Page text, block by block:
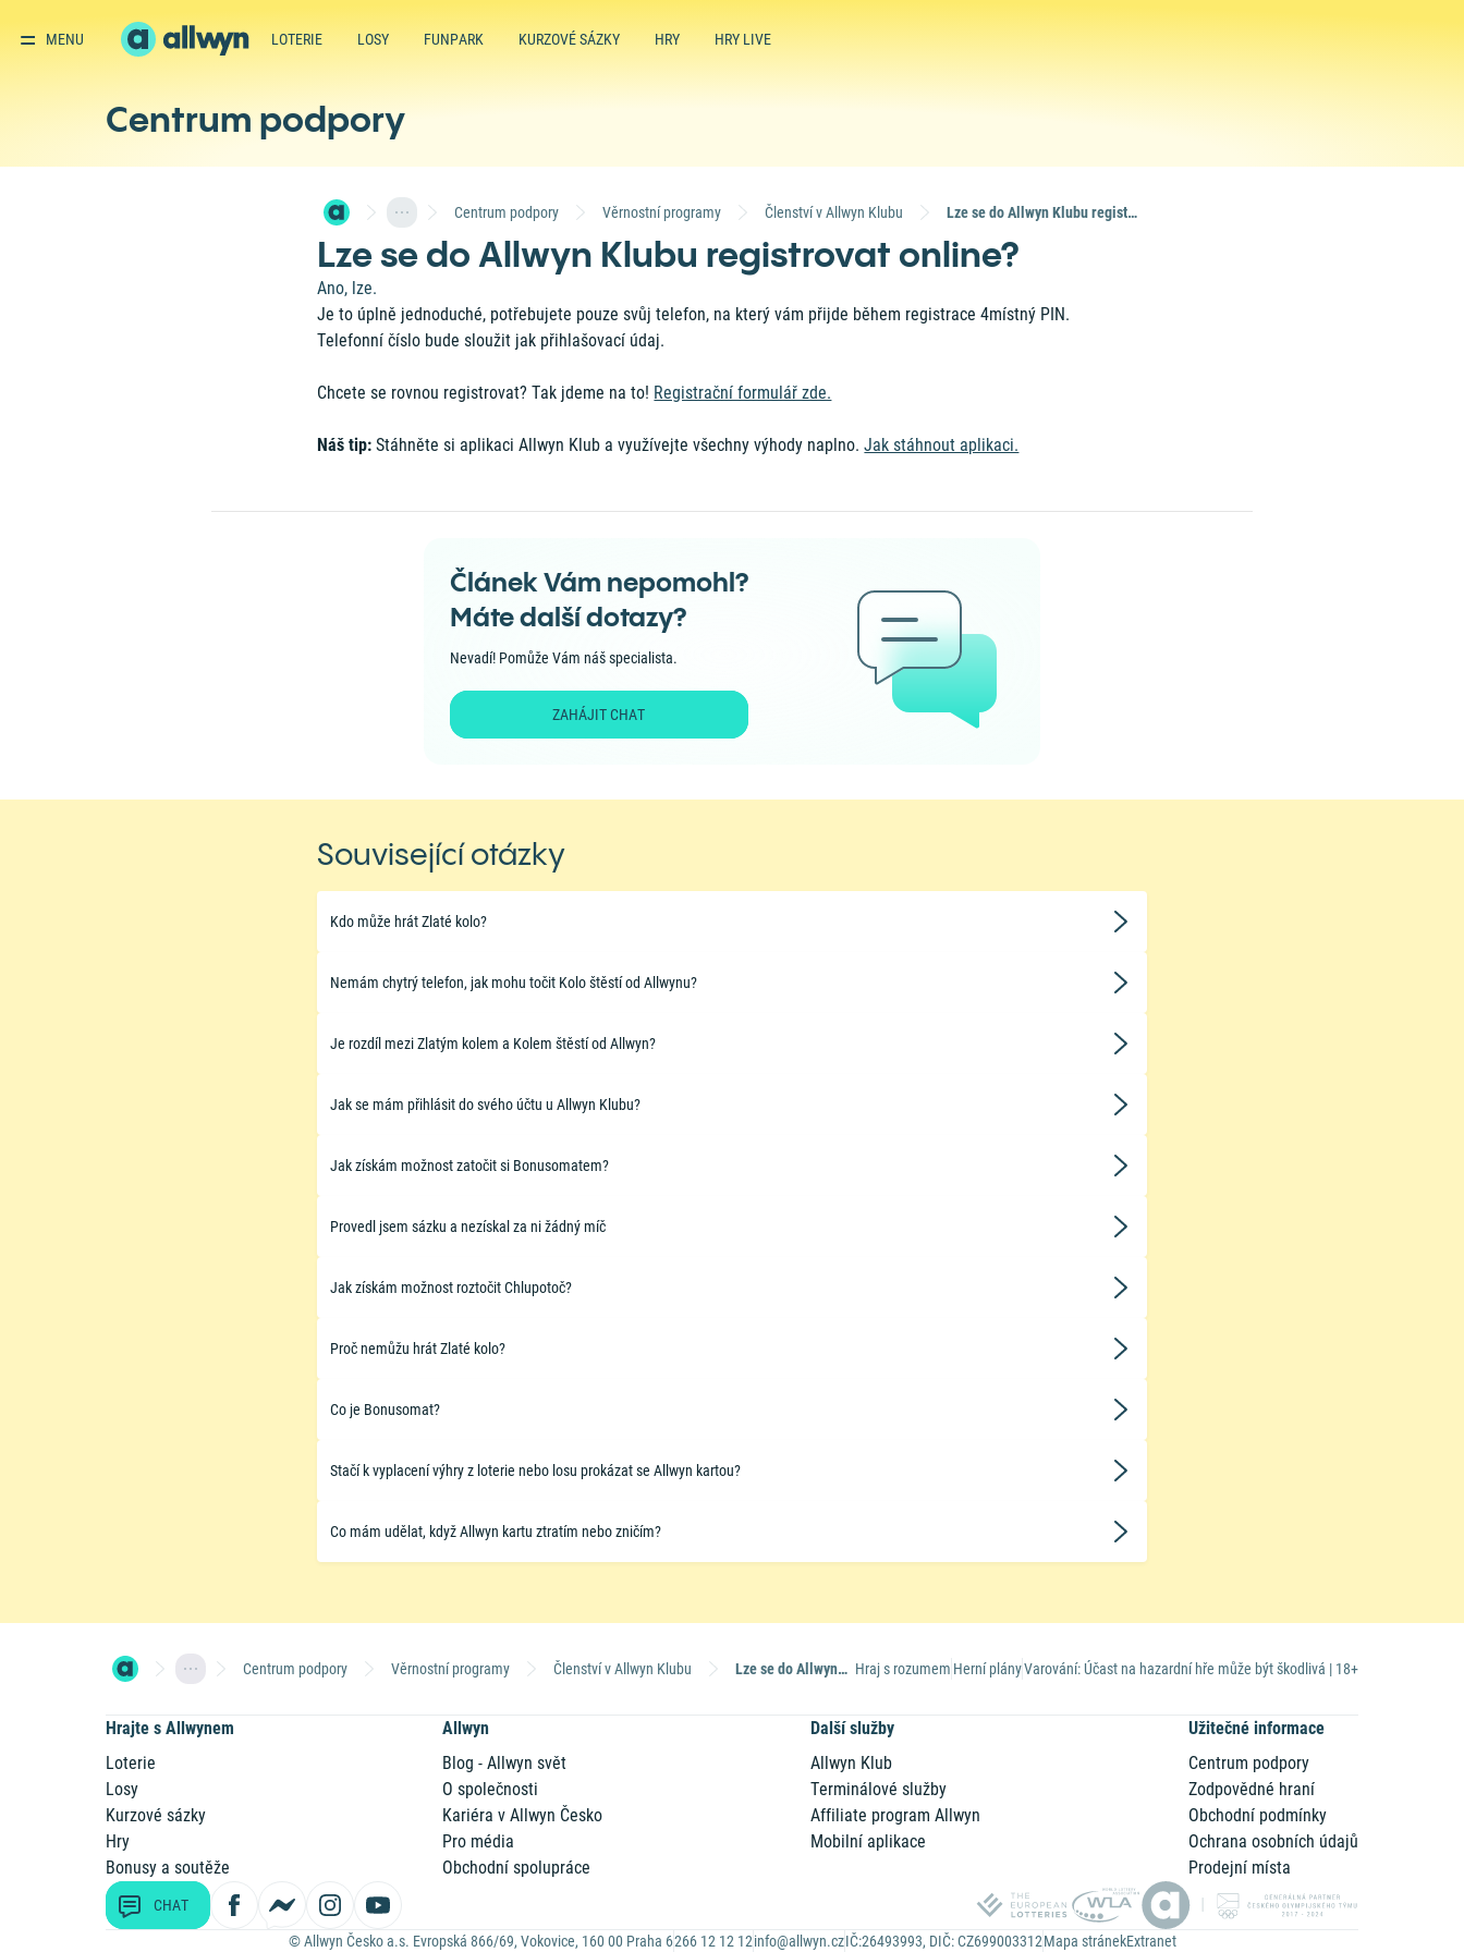
MENU LOTERIE LOSY FUNPARK KURZOVÉ SÁZKY HRY HRY LIVE
Centrum podpory
Centrum podpory Věrnostní programy Členství v Allwyn Klubu Lze se do Allwyn Klubu registrovat online?
Lze se do Allwyn Klubu registrovat online?
Ano, lze.
Je to úplně jednoduché, potřebujete pouze svůj telefon, na který vám přijde během registrace 4místný PIN.
Telefonní číslo bude sloužit jak přihlašovací údaj.
Chcete se rovnou registrovat? Tak jdeme na to! Registrační formulář zde.
Náš tip:Stáhněte si aplikaci Allwyn Klub a využívejte všechny výhody naplno.Jak stáhnout aplikaci.
Článek Vám nepomohl?
Máte další dotazy?
Nevadí! Pomůže Vám náš specialista.
ZAHÁJIT CHAT
Související otázky
Kdo může hrát Zlaté kolo?
Nemám chytrý telefon, jak mohu točit Kolo štěstí od Allwynu?
Je rozdíl mezi Zlatým kolem a Kolem štěstí od Allwyn?
Jak se mám přihlásit do svého účtu u Allwyn Klubu?
Jak získám možnost zatočit si Bonusomatem?
Provedl jsem sázku a nezískal za ni žádný míč
Jak získám možnost roztočit Chlupotoč?
Proč nemůžu hrát Zlaté kolo?
Co je Bonusomat?
Stačí k vyplacení výhry z loterie nebo losu prokázat se Allwyn kartou?
Co mám udělat, když Allwyn kartu ztratím nebo zničím?
Centrum podpory Věrnostní programy Členství v Allwyn Klubu Lze se do Allwyn Klubu registrovat online? Hraj s rozumem Herní plányVarování: Účast na hazardní hře může být škodlivá | 18+
Hrajte s Allwynem
Loterie
Losy
Kurzové sázky
Hry
Bonusy a soutěže
Allwyn
Blog - Allwyn svět
O společnosti
Kariéra v Allwyn Česko
Pro média
Obchodní spolupráce
Další služby
Allwyn Klub
Terminálové služby
Affiliate program Allwyn
Mobilní aplikace
Užitečné informace
Centrum podpory
Zodpovědné hraní
Obchodní podmínky
Ochrana osobních údajů
Prodejní místa
CHAT
© Allwyn Česko a.s. Evropská 866/69, Vokovice, 160 00 Praha 6266 12 12 12info@allwyn.czIČ:26493993, DIČ: CZ699003312Mapa stránekExtranet